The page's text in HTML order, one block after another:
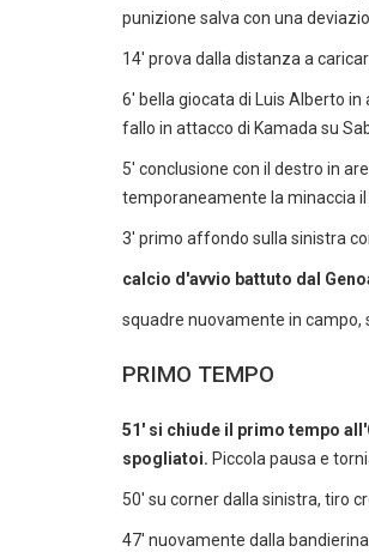
punizione salva con una
14' prova dalla distanza a
6' bella giocata di Luis Alberto
fallo in attacco di Kamada su
5' conclusione con il destro in
temporaneamente la minaccia il
3' primo affondo sulla sinistra
calcio d'avvio battuto dal
squadre nuovamente in
PRIMO TEMPO
51' si chiude il primo tempo
spogliatoi. Piccola pausa e
50' su corner dalla sinistra, tiro
47' nuovamente dalla